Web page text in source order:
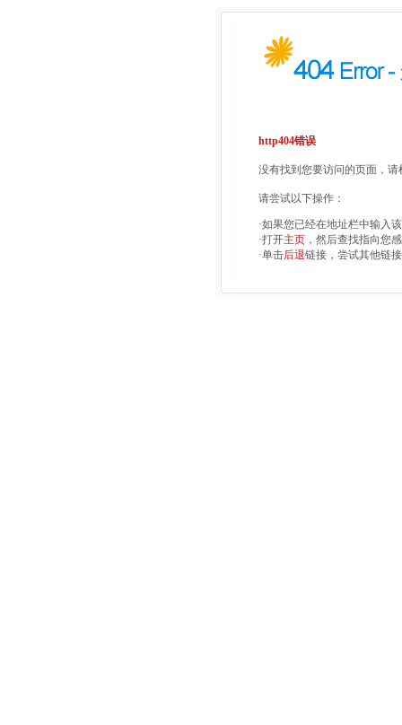
http404错误
没有找到您要访问的页面，
请尝试以下操作：
·如果您已经在地址栏中输入
·打开主页 ，然后查找指向您
·单击后退链接，尝试其他链